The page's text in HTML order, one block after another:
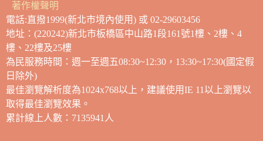
著作權聲明
電話:直撥1999(新北市境內使用) 或 02-29603456
地址：(220242)新北市板橋區中山路1段161號1樓、2樓、4
樓、22樓及25樓
為民服務時間：週一至週五08:30~12:30，13:30~17:30(國定假
日除外)
最佳瀏覽解析度為1024x768以上，建議使用IE 11以上瀏覽以
取得最佳瀏覽效果。
累計線上人數：7135941人